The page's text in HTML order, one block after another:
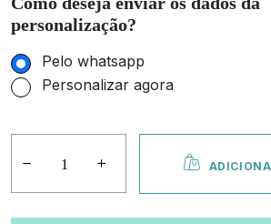
personalização?
Pelo whatsapp
Personalizar agora